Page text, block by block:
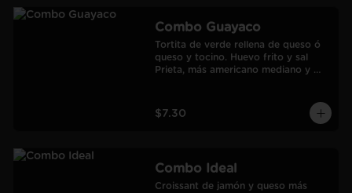
Combo Guayaco
Tortita de verde rellena de queso ó
queso y tocino. Huevo frito y sal
Prieta, más americano mediano y
$7.30
Combo Ideal
Croissant de jamón y queso más